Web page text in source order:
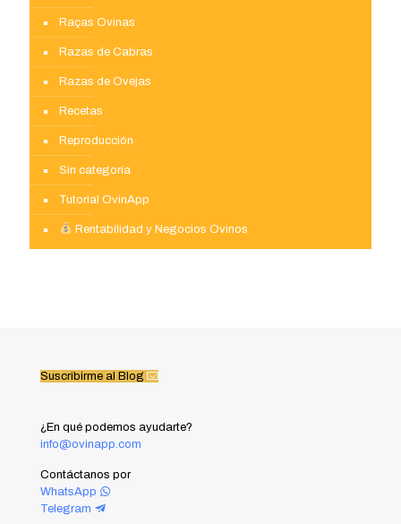
Raças Ovinas
Razas de Cabras
Razas de Ovejas
Recetas
Reproducción
Sin categoría
Tutorial OvinApp
Rentabilidad y Negocios Ovinos
Suscribirme al Blog
¿En qué podemos ayudarte?
info@ovinapp.com
Contáctanos por
WhatsApp
Telegram